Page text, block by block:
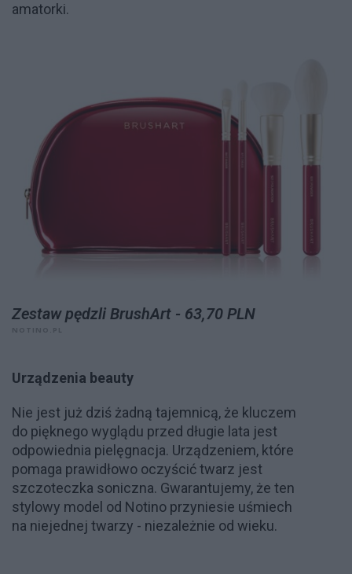
amatorki.
Zestaw pędzli BrushArt - 63,70 PLN
Urządzenia beauty
Nie jest już dziś żadną tajemnicą, że kluczem
do pięknego wyglądu przed długie lata jest
odpowiednia pielęgnacja. Urządzeniem, które
pomaga prawidłowo oczyścić twarz jest
szczoteczka soniczna. Gwarantujemy, że ten
stylowy model od Notino przyniesie uśmiech
na niejednej twarzy - niezależnie od wieku.